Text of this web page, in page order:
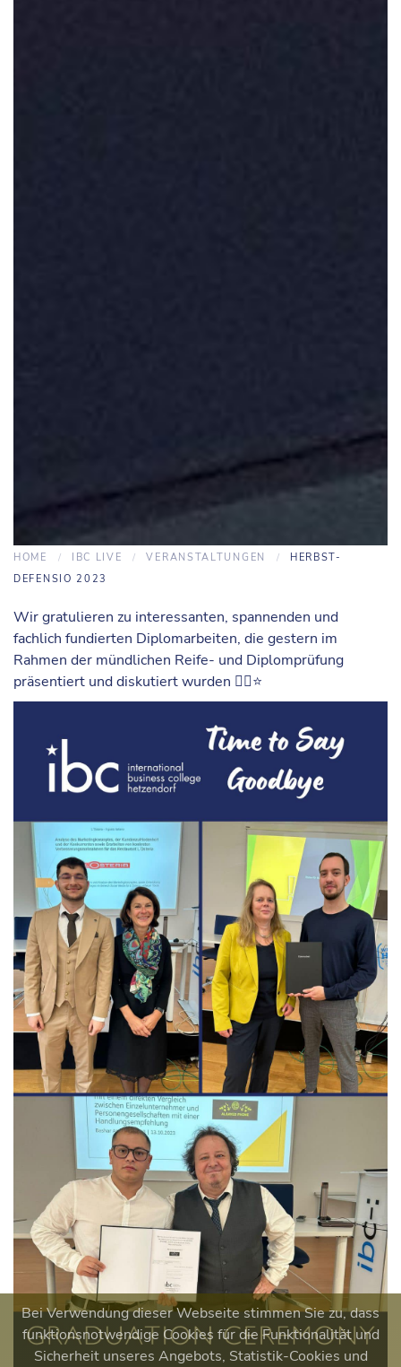
HOME IBC LIVE VERANSTALTUNGEN
HERBST-
DEFENSIO 2023
Wir gratulieren zu interessanten, spannenden und
fachlich fundierten Diplomarbeiten, die gestern im
Rahmen der mündlichen Reife- und Diplomprüfung
präsentiert und diskutiert wurden 👍🏻⭐️
Bei Verwendung dieser Webseite stimmen Sie zu, dass
funktionsnotwendige Cookies für die Funktionalität und
Sicherheit unseres Angebots, Statistik-Cookies und